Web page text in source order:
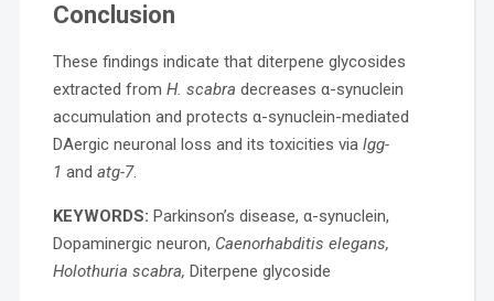
Conclusion
These findings indicate that diterpene glycosides
extracted from H. scabra decreases α-synuclein
accumulation and protects α-synuclein-mediated
DAergic neuronal loss and its toxicities via lgg-
1 and atg-7.
KEYWORDS: Parkinson’s disease, α-synuclein,
Dopaminergic neuron, Caenorhabditis elegans,
Holothuria scabra, Diterpene glycoside